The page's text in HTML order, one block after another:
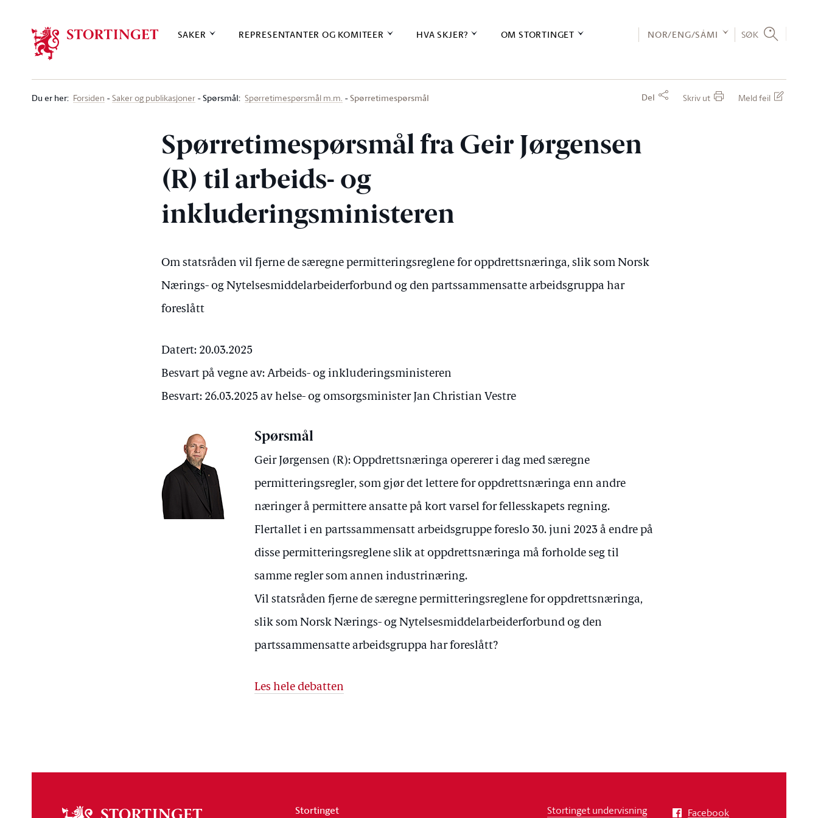
SAKER REPRESENTANTER OG KOMITEER HVA SKJER? OM STORTINGET NOR/ENG/SÁMI SØK
Du er her: Forsiden Saker og publikasjoner Spørsmål: Spørretimespørsmål m.m. Spørretimespørsmål Del Skriv ut Meld feil
Spørretimespørsmål fra Geir Jørgensen
(R) til arbeids- og
inkluderingsministeren
Om statsråden vil fjerne de særegne permitteringsreglene for oppdrettsnæringa, slik som Norsk
Nærings- og Nytelsesmiddelarbeiderforbund og den partssammensatte arbeidsgruppa har
foreslått
Datert: 20.03.2025
Besvart på vegne av: Arbeids- og inkluderingsministeren
Besvart: 26.03.2025 av helse- og omsorgsminister Jan Christian Vestre
Spørsmål
Geir Jørgensen (R): Oppdrettsnæringa opererer i dag med særegne
permitteringsregler, som gjør det lettere for oppdrettsnæringa enn andre
næringer å permittere ansatte på kort varsel for fellesskapets regning.
Flertallet i en partssammensatt arbeidsgruppe foreslo 30. juni 2023 å endre på
disse permitteringsreglene slik at oppdrettsnæringa må forholde seg til
samme regler som annen industrinæring.
Vil statsråden fjerne de særegne permitteringsreglene for oppdrettsnæringa,
slik som Norsk Nærings- og Nytelsesmiddelarbeiderforbund og den
partssammensatte arbeidsgruppa har foreslått?
Les hele debatten
Stortinget
Stortinget undervisning Facebook